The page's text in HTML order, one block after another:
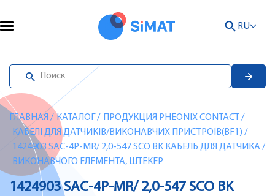
RU
ГЛАВНАЯ / КАТАЛОГ / ПРОДУКЦИЯ PHEONIX CONTACT /
КАБЕЛІ ДЛЯ ДАТЧИКІВ/ВИКОНАВЧИХ ПРИСТРОЇВ(BF1) /
1424903 SAC-4P-MR/ 2,0-547 SCO BK КАБЕЛЬ ДЛЯ ДАТЧИКА /
ВИКОНАВЧОГО ЕЛЕМЕНТА, ШТЕКЕР
1424903 SAC-4P-MR/ 2,0-547 SCO BK